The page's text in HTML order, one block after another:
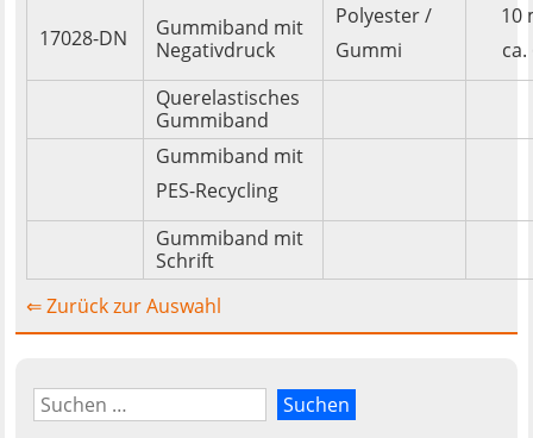
17028-DN
Gummiband mit
Negativdruck
Polyester /
Gummi
10
Querelastisches
Gummiband
Gummiband mit
PES-Recycling
Gummiband mit
Schrift
⇐ Zurück zur Auswahl